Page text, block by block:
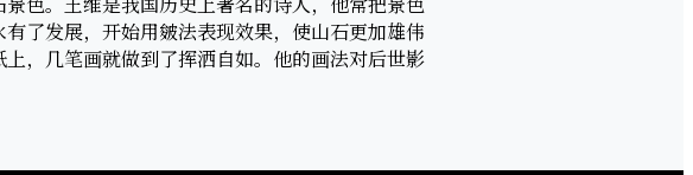
了发展，开始用皴法表现效果，使山石更加雄伟
，几笔画就做到了挥洒自如。他的画法对后世影